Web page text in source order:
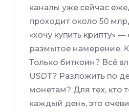
каналы уже сейчас
проходит около 50
«хочу купить крипту»
размытое намерение.
Только биткоин? Всё
USDT? Разложить по
монетам? Для тех, кто
каждый день, это